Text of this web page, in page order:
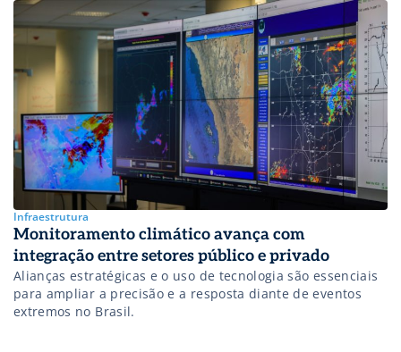
Infraestrutura
Monitoramento climático avança com
integração entre setores público e privado
Alianças estratégicas e o uso de tecnologia são essenciais
para ampliar a precisão e a resposta diante de eventos
extremos no Brasil.